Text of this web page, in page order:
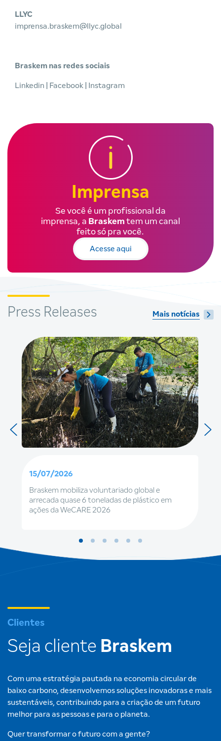
LLYC
imprensa.braskem@llyc.global
Braskem nas redes sociais
Linkedin Facebook Instagram
Imprensa
Se você é um profissional da
imprensa, a Braskem tem um canal
feito só pra você.
Acesse aqui
Press Releases Mais notícias
15/07/2026
Braskem mobiliza voluntariado global e
arrecada quase 6 toneladas de plástico em
ações da WeCARE 2026
Clientes
Seja cliente Braskem
Com uma estratégia pautada na economia circular de
baixo carbono, desenvolvemos soluções inovadoras e mais
sustentáveis, contribuindo para a criação de um futuro
melhor para as pessoas e para o planeta.
Quer transformar o futuro com a gente?